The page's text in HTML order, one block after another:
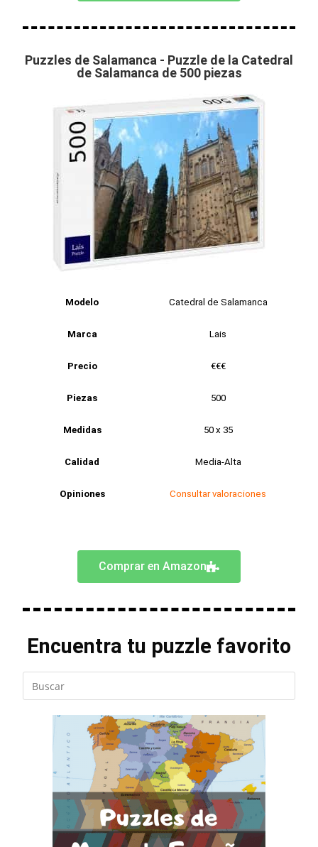
Puzzles de Salamanca - Puzzle de la Catedral
de Salamanca de 500 piezas
Modelo Catedral de Salamanca
Marca Lais
Precio €€€
Piezas 500
Medidas 50 x 35
Calidad Media-Alta
Opiniones Consultar valoraciones
Comprar en Amazon
Encuentra tu puzzle favorito